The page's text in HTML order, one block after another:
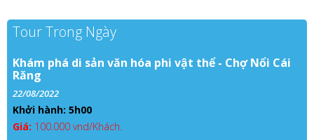
Tour Trong Ngày
Khám phá di sản văn hóa phi vật thể - Chợ Nổi Cái
Răng
22/08/2022
Khởi hành: 5h00
Giá: 100.000 vnd/Khách.